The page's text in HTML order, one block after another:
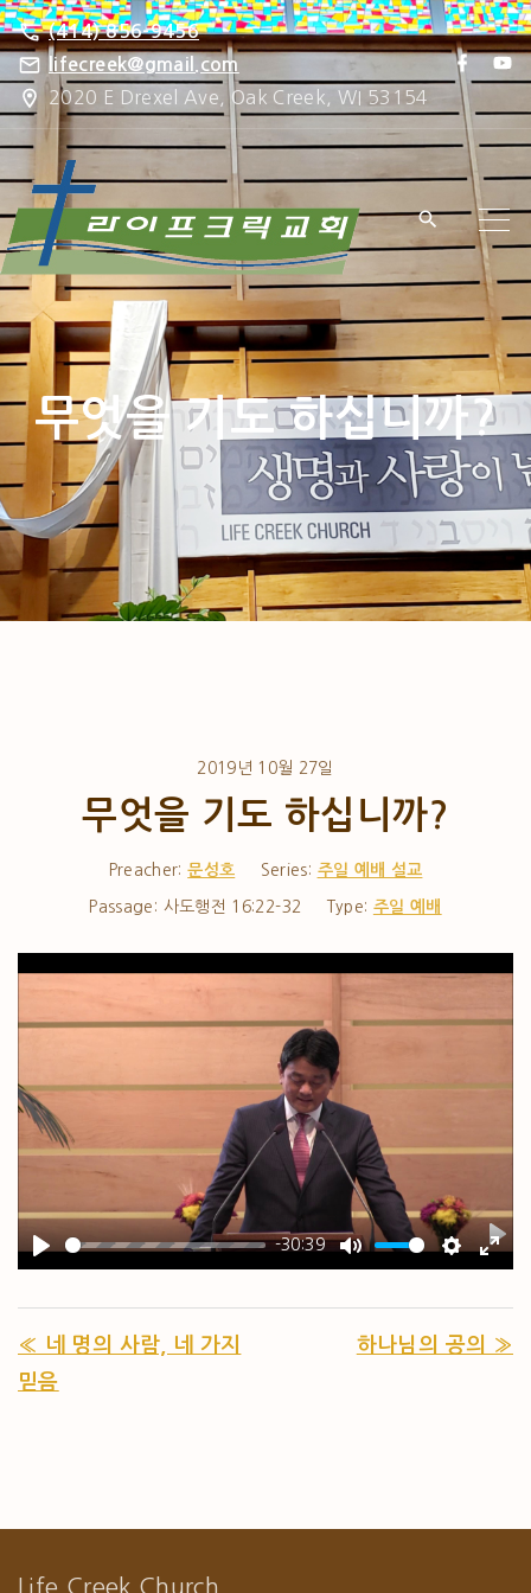
S
k
i
c
o
n
t
(414) 856-9456
lifecreek@gmail.com
2020 E Drexel Ave, Oak Creek, WI 53154
f
a
e
b
o
k
y
o
t
e
무엇을 기도 하십니까?
2019년 10월 27일
무엇을 기도 하십니까?
Preacher: 문성호 Series: 주일 예배 설교
Passage: 사도행전 16:22-32 Type: 주일 예배
PLAY
-30:39
MUTE
« 네 명의 사람, 네 가지
믿음
하나님의 공의 »
Life Creek Church